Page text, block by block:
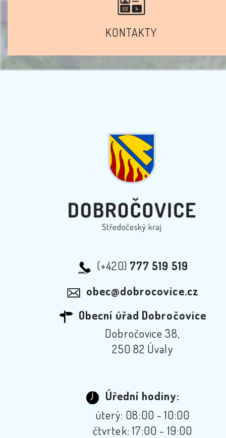
KONTAKTY
(+420) 777 519 519
obec@dobrocovice.cz
Obecní úřad Dobročovice
Dobročovice 38,
250 82 Úvaly
Úřední hodiny:
úterý: 08:00 - 10:00
čtvrtek: 17:00 - 19:00